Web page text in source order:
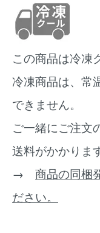
この商品は冷凍
冷凍商品は、常
できません。
ご一緒にご注文
送料がかかりま
→ 商品の同梱
ださい。